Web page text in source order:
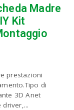
Madre
Kit
prestazioni
di
3D Anet